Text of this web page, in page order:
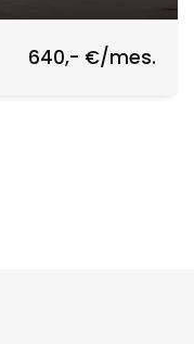
640,- €/mes.